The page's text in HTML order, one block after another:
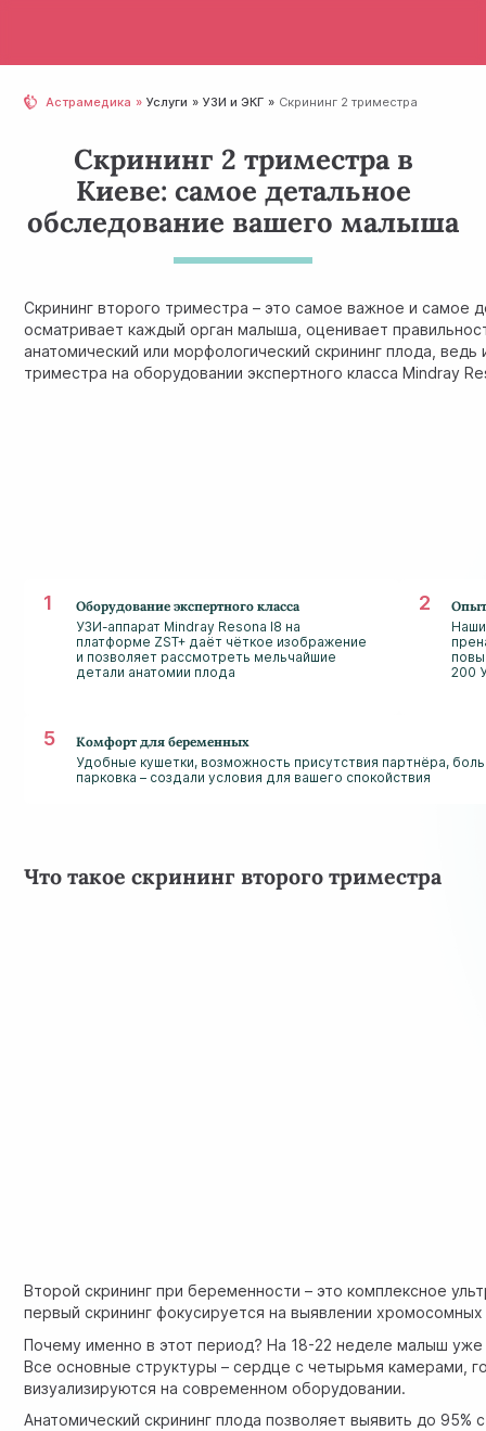
Астрамедика Услуги УЗИ и ЭКГ Скрининг 2 триместра
Скрининг 2 триместра в
Киеве: самое детальное
обследование вашего малыша
Скрининг второго триместра – это самое важное и
осматривает каждый орган малыша, оценивает
анатомический или морфологический скрининг плода,
триместра на оборудовании экспертного класса Mindray
Оборудование экспертного класса
УЗИ-аппарат Mindray Resona I8 на
платформе ZST+ даёт чёткое изображение
и позволяет рассмотреть мельчайшие
детали анатомии плода
200
Комфорт для беременных
Удобные кушетки, возможность присутствия партнёра,
парковка – создали условия для вашего спокойствия
Что такое скрининг второго триместра
Второй скрининг при беременности – это комплексное
первый скрининг фокусируется на выявлении
Почему именно в этот период? На 18-22 неделе малыш
Все основные структуры – сердце с четырьмя камерами,
визуализируются на современном оборудовании.
Анатомический скрининг плода позволяет выявить до